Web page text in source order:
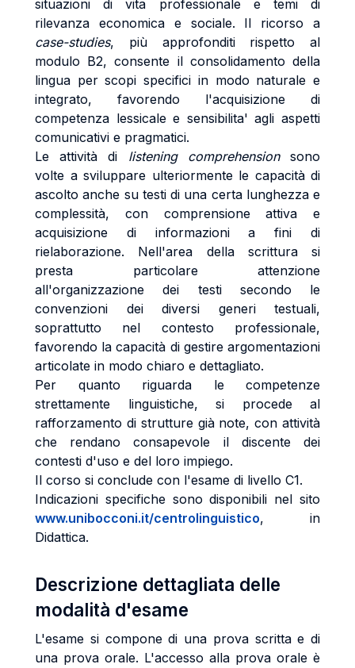
situazioni di vita professionale e temi di
rilevanza economica e sociale. Il ricorso a
case-studies, più approfonditi rispetto al
modulo B2, consente il consolidamento della
lingua per scopi specifici in modo naturale e
integrato, favorendo l'acquisizione di
competenza lessicale e sensibilita' agli aspetti
comunicativi e pragmatici.
Le attività di listening comprehensionsono
volte a sviluppare ulteriormente le capacità di
ascolto anche su testi di una certa lunghezza e
complessità, con comprensione attiva e
acquisizione di informazioni a fini di
rielaborazione. Nell'area della scrittura si
presta particolare attenzione
all'organizzazione dei testi secondo le
convenzioni dei diversi generi testuali,
soprattutto nel contesto professionale,
favorendo la capacità di gestire argomentazioni
articolate in modo chiaro e dettagliato.
Per quanto riguarda le competenze
strettamente linguistiche, si procede al
rafforzamento di strutture già note, con attività
che rendano consapevole il discente dei
contesti d'uso e del loro impiego.
Il corso si conclude con l'esame di livello C1.
Indicazioni specifiche sono disponibili nel sito
www.unibocconi.it/centrolinguistico, in
Didattica.
Descrizione dettagliata delle
modalità d'esame
L'esame si compone di una prova scritta e di
una prova orale. L'accesso alla prova orale è